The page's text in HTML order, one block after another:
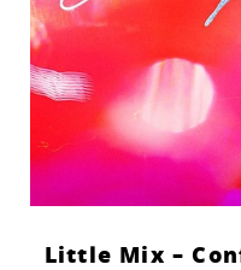
Little Mix –